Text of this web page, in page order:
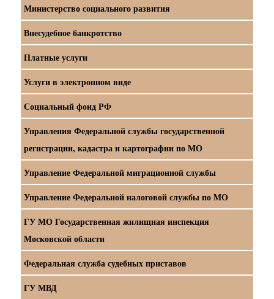
Министерство социального развития
Внесудебное банкротство
Платные услуги
Услуги в электронном виде
Социальный фонд РФ
Управления Федеральной службы государственной
регистрации, кадастра и картографии по МО
Управление Федеральной миграционной службы
Управление Федеральной налоговой службы по МО
ГУ МО Государственная жилищная инспекция
Московской области
Федеральная служба судебных приставов
ГУ МВД